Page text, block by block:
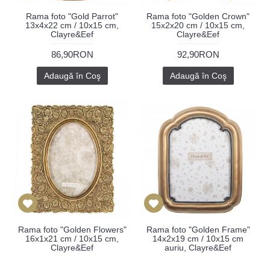
Rama foto "Gold Parrot"
13x4x22 cm / 10x15 cm,
Clayre&Eef
86,90RON
Adaugă în Coş
Rama foto "Golden Crown"
15x2x20 cm / 10x15 cm,
Clayre&Eef
92,90RON
Adaugă în Coş
Rama foto "Golden Flowers"
16x1x21 cm / 10x15 cm,
Clayre&Eef
Rama foto "Golden Frame"
14x2x19 cm / 10x15 cm
auriu, Clayre&Eef